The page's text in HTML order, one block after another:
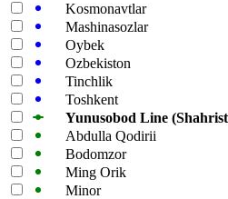
Kosmonavtlar
Mashinasozlar
Oybek
Ozbekiston
Tinchlik
Toshkent
Yunusobod Line
Abdulla Qodirii
Bodomzor
Ming Orik
Minor